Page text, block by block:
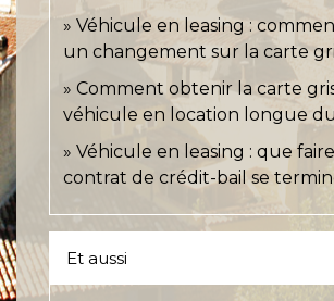
Véhicule en leasing :
un changement sur la carte
Comment obtenir la carte
véhicule en location longue
Véhicule en leasing : que
contrat de crédit-bail se
Et aussi